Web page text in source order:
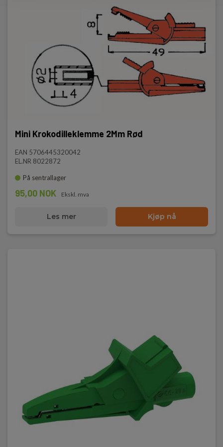
Mini Krokodilleklemme 2Mm Rød
EAN 5706445320042
EL.NR 8022872
På sentrallager
95,00 NOK Ekskl. mva
Les mer Kjøp nå